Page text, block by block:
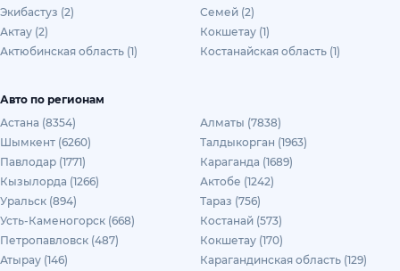
Экибастуз (2)
Семей (2)
Актау (2)
Кокшетау (1)
Актюбинская область (1)
Костанайская область (1)
Авто по регионам
Астана (8354)
Алматы (7838)
Шымкент (6260)
Талдыкорган (1963)
Павлодар (1771)
Караганда (1689)
Кызылорда (1266)
Актобе (1242)
Уральск (894)
Тараз (756)
Усть-Каменогорск (668)
Костанай (573)
Петропавловск (487)
Кокшетау (170)
Атырау (146)
Карагандинская область (129)